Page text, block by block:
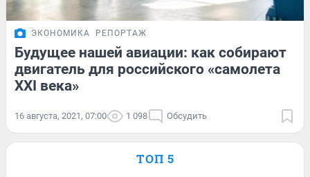
ЭКОНОМИКА РЕПОРТАЖ
Будущее нашей авиации: как собирают
двигатель для российского «самолета
XXI века»
16 августа, 2021, 07:00 1 098 Обсудить
ТОП 5